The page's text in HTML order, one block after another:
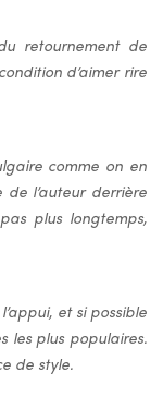
retournement de
d’aimer rire
comme on en
de l’auteur derrière
plus longtemps,
et si possible
les plus populaires.
de style.